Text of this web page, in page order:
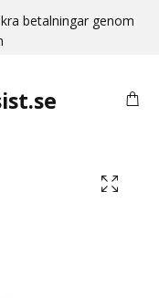
betalningar genom